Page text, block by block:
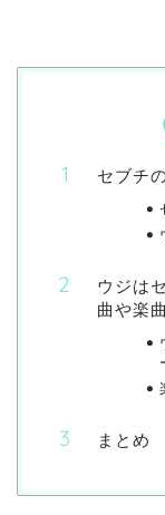
セブチ
ウジは
曲や楽
まとめ